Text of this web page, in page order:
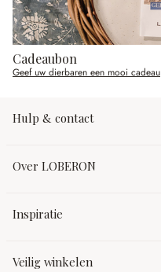
Cadeaubon
Geef uw dierbaren een mooi cadeau
Hulp & contact
Over LOBERON
Inspiratie
Veilig winkelen